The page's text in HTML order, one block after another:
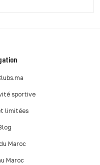
sportive
limitées
Maroc
Maroc